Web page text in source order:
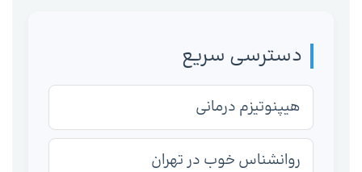
دسترسی سریع
هیپنوتیزم درمانی
روانشناس خوب در تهران